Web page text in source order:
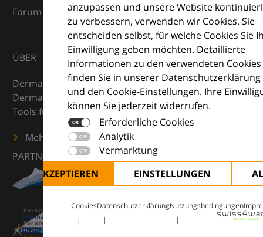
anzupassen und unsere Website
zu verbessern, verwenden wir Cookies. Sie
entscheiden selbst, für welche Cookies Sie
Einwilligung geben möchten. Detaillierte
Informationen zu den verwendeten Cookies
finden Sie in unserer Datenschutzerklärung
und den Cookie-Einstellungen. Ihre
können Sie jederzeit widerrufen.
Erforderliche Cookies
Analytik
Vermarktung
ALLE AKZEPTIEREN
EINSTELLUNGEN
CookiesDatenschutzerklärungNutzungsbedingungen
Forum (EDF) und Euroderm Excellence
ÜBER
DermaCompass ist Ihr digitaler Kompass für die
Dermatologie – mit Wissen, Bildern und praktischen
Tools für den klinischen Alltag.
Mehr erfahren
PARTNER